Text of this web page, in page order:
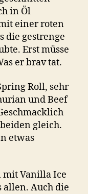
in Öl
einer roten
die gestrenge
Erst müsse
er brav tat.
Roll, sehr
und Beef
gleich.
etwas
mit Vanilla Ice
allen. Auch die